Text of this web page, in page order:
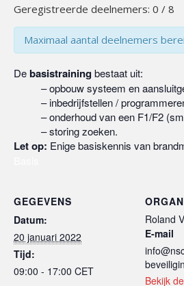
Geregistreerde deelnemers: 0 / 8
Maximaal aantal deelnemers
Debasistrainingbestaat uit:
– opbouw systeem en
– inbedrijfstellen /
– onderhoud van een F1/F2
– storing zoeken.
Let op: Enige basiskennis van
GEGEVENS
Datum:
20 januari 2022
Tijd:
09:00 - 17:00 CET
Roland
E-mail
Bekijk